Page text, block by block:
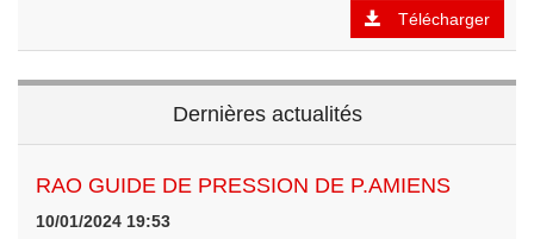
Télécharger
Dernières actualités
RAO GUIDE DE PRESSION DE P.AMIENS
10/01/2024 19:53